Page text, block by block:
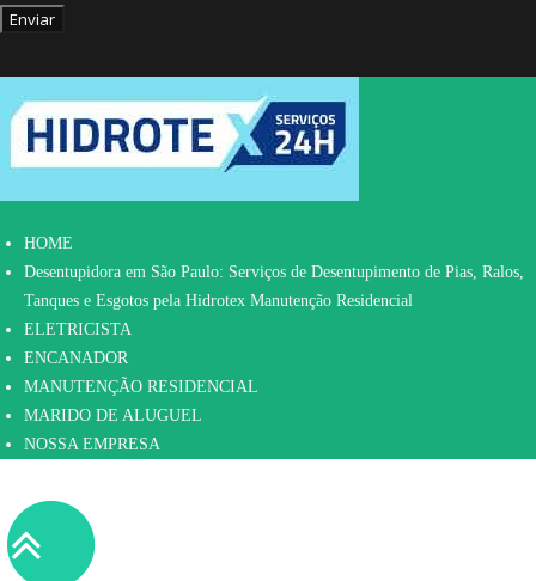
HOME
Desentupidora em São Paulo: Serviços de Desentupimento de Pias, Ralos,
Tanques e Esgotos pela Hidrotex Manutenção Residencial
ELETRICISTA
ENCANADOR
MANUTENÇÃO RESIDENCIAL
MARIDO DE ALUGUEL
NOSSA EMPRESA